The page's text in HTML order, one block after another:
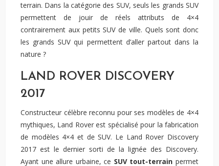
terrain. Dans la catégorie des SUV, seuls les grands SUV
permettent de jouir de réels attributs de 4×4
contrairement aux petits SUV de ville. Quels sont donc
les grands SUV qui permettent d’aller partout dans la
nature ?
LAND ROVER DISCOVERY
2017
Constructeur célèbre reconnu pour ses modèles de 4×4
mythiques, Land Rover est spécialisé pour la fabrication
de modèles 4×4 et de SUV. Le Land Rover Discovery
2017 est le dernier sorti de la lignée des Discovery.
Ayant une allure urbaine, ce SUV tout-terrain permet